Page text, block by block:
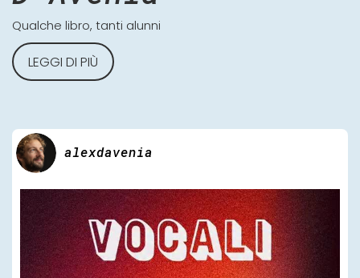
Qualche libro, tanti alunni
LEGGI DI PIÙ
alexdavenia